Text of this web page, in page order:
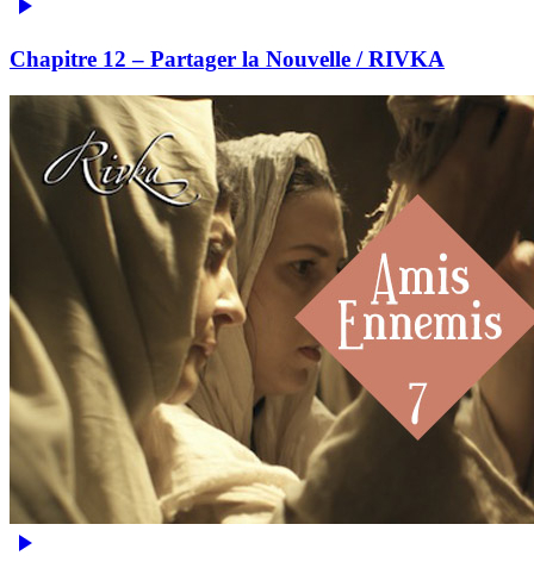
Chapitre 12 – Partager la Nouvelle / RIVKA